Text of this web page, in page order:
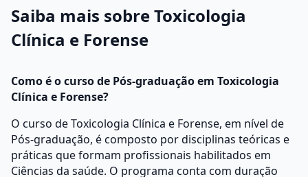
Saiba mais sobre Toxicologia
Clínica e Forense
Como é o curso de Pós-graduação em Toxicologia
Clínica e Forense?
O curso de Toxicologia Clínica e Forense, em nível de
Pós-graduação, é composto por disciplinas teóricas e
práticas que formam profissionais habilitados em
Ciências da saúde. O programa conta com duração